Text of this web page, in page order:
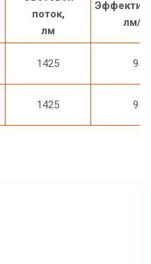
поток,
лм
лм/
1425 95
1425 95